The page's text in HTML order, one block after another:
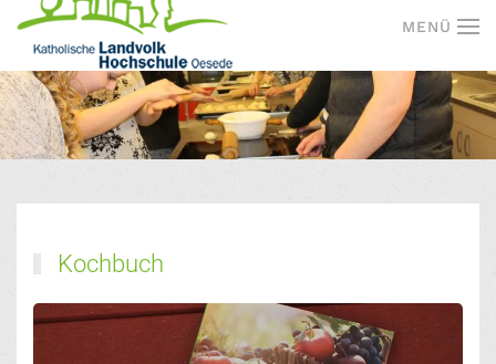
MENÜ
Kochbuch